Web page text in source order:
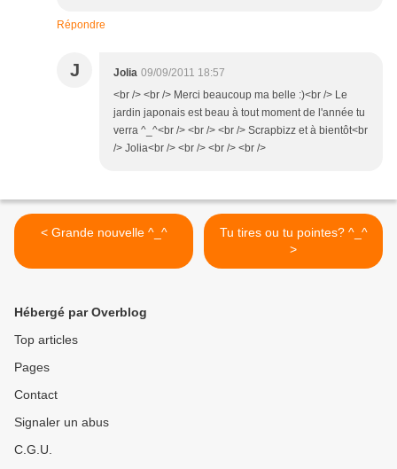
Répondre
J Jolia 09/09/2011 18:57
<br /> <br /> Merci beaucoup ma belle :)<br /> Le
jardin japonais est beau à tout moment de l'année tu
verra ^_^<br /> <br /> <br /> Scrapbizz et à bientôt<br
/> Jolia<br /> <br /> <br /> <br />
< Grande nouvelle ^_^
Tu tires ou tu pointes? ^_^
>
Hébergé par Overblog
Top articles
Pages
Contact
Signaler un abus
C.G.U.